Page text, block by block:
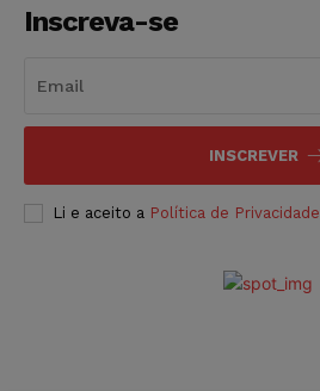
Inscreva-se
INSCREVER
Li e aceito a Política de Privacidade